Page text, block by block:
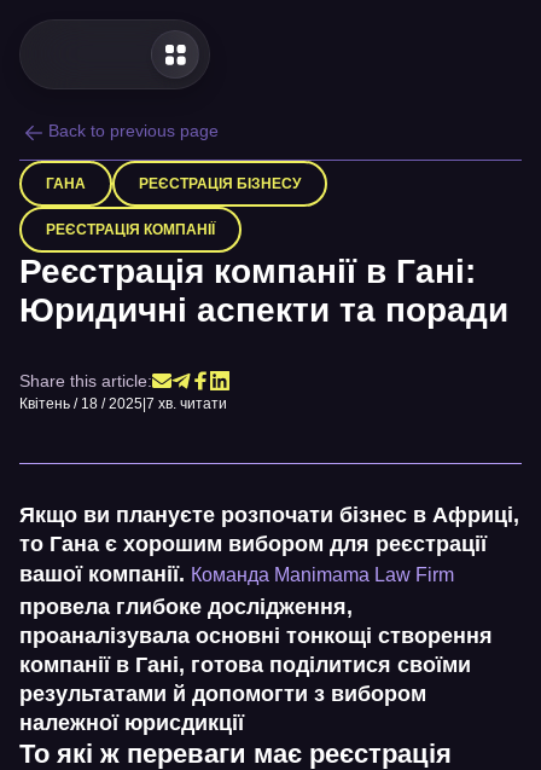
Back to previous page
ГАНА РЕЄСТРАЦІЯ БІЗНЕСУ
РЕЄСТРАЦІЯ КОМПАНІЇ
Реєстрація компанії в Гані:
Юридичні аспекти та поради
Share this article:
Квітень / 18 / 2025 7 хв. читати
Якщо ви плануєте розпочати бізнес в Африці,
то Гана є хорошим вибором для реєстрації
вашої компанії. Команда Manimama Law Firm
провела глибоке дослідження,
проаналізувала основні тонкощі створення
компанії в Гані, готова поділитися своїми
результатами й допомогти з вибором
належної юрисдикції
То які ж переваги має реєстрація